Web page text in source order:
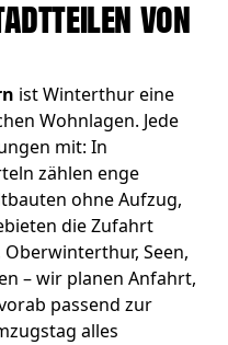
von
ist Winterthur eine
Wohnlagen. Jede
mit: In
zählen enge
ohne Aufzug,
die Zufahrt
Seen,
– wir planen Anfahrt,
passend zur
alles